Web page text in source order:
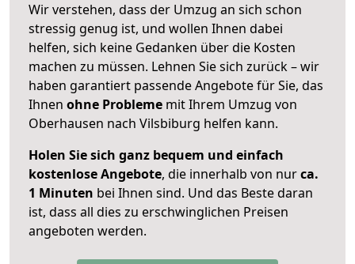
Wir verstehen, dass der Umzug an sich schon
stressig genug ist, und wollen Ihnen dabei
helfen, sich keine Gedanken über die Kosten
machen zu müssen. Lehnen Sie sich zurück – wir
haben garantiert passende Angebote für Sie, das
Ihnen ohne Probleme mit Ihrem Umzug von
Oberhausen nach Vilsbiburg helfen kann.
Holen Sie sich ganz bequem und einfach
kostenlose Angebote, die innerhalb von nurca.
1 Minuten bei Ihnen sind. Und das Beste daran
ist, dass all dies zu erschwinglichen Preisen
angeboten werden.